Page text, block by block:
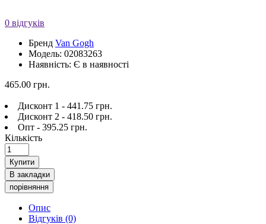
0 відгуків
Бренд Van Gogh
Модель: 02083263
Наявність: Є в наявності
465.00 грн.
Дисконт 1 - 441.75 грн.
Дисконт 2 - 418.50 грн.
Опт - 395.25 грн.
Кількість
Купити
В закладки
порівняння
Опис
Відгуків (0)